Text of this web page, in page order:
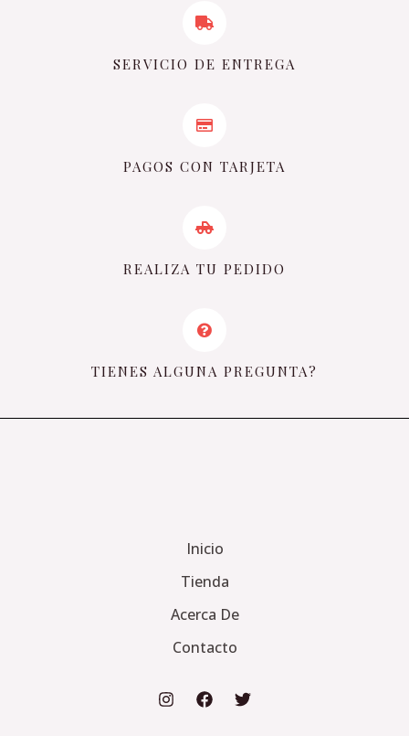
SERVICIO DE ENTREGA
PAGOS CON TARJETA
REALIZA TU PEDIDO
TIENES ALGUNA PREGUNTA?
Inicio
Tienda
Acerca De
Contacto